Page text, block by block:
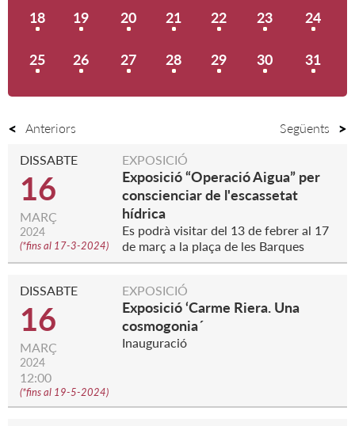
18 19 20 21 22 23 24
25 26 27 28 29 30 31
Anteriors Següents
DISSABTE
16
MARÇ
2024
(*fins al 17-3-2024)
EXPOSICIÓ
Exposició “Operació Aigua” per
conscienciar de l'escassetat
hídrica
Es podrà visitar del 13 de febrer al 17
de març a la plaça de les Barques
DISSABTE
16
MARÇ
2024
12:00
(*fins al 19-5-2024)
EXPOSICIÓ
Exposició ‘Carme Riera. Una
cosmogonia´
Inauguració